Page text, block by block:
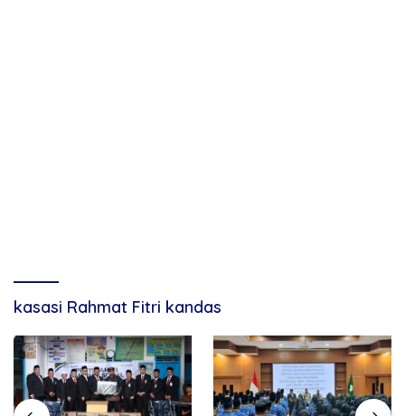
kasasi Rahmat Fitri kandas